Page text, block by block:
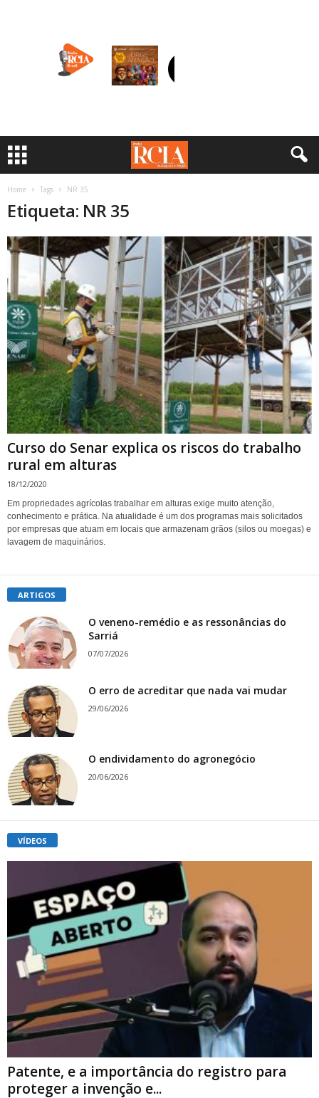
Home Tags NR 35
Etiqueta: NR 35
Curso do Senar explica os riscos do trabalho
rural em alturas
18/12/2020
Em propriedades agrícolas trabalhar em alturas exige muito atenção,
conhecimento e prática. Na atualidade é um dos programas mais solicitados
por empresas que atuam em locais que armazenam grãos (silos ou moegas) e
lavagem de maquinários.
ARTIGOS
O veneno-remédio e as ressonâncias do
Sarriá
07/07/2026
O erro de acreditar que nada vai mudar
29/06/2026
O endividamento do agronegócio
20/06/2026
VÍDEOS
Patente, e a importância do registro para
proteger a invenção e...